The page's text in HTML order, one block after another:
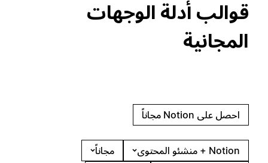
قوالب أدلة الوجهات
المجانية
احصل على Notion مجاناً
Notion + منشئو المحتوى
مجاناً